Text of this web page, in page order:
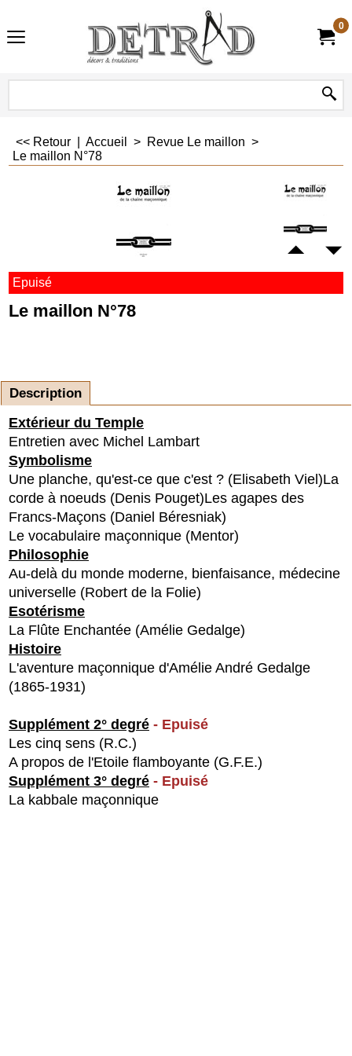
0
<< Retour Accueil > Revue Le maillon >
Le maillon N°78
Epuisé
Le maillon N°78
Description
Extérieur du Temple
Entretien avec Michel Lambart
Symbolisme
Une planche, qu'est-ce que c'est ? (Elisabeth Viel)La
corde à noeuds (Denis Pouget)Les agapes des
Francs-Maçons (Daniel Béresniak)
Le vocabulaire maçonnique (Mentor)
Philosophie
Au-delà du monde moderne, bienfaisance, médecine
universelle (Robert de la Folie)
Esotérisme
La Flûte Enchantée (Amélie Gedalge)
Histoire
L'aventure maçonnique d'Amélie André Gedalge
(1865-1931)
Supplément 2° degré - Epuisé
Les cinq sens (R.C.)
A propos de l'Etoile flamboyante (G.F.E.)
Supplément 3° degré - Epuisé
La kabbale maçonnique